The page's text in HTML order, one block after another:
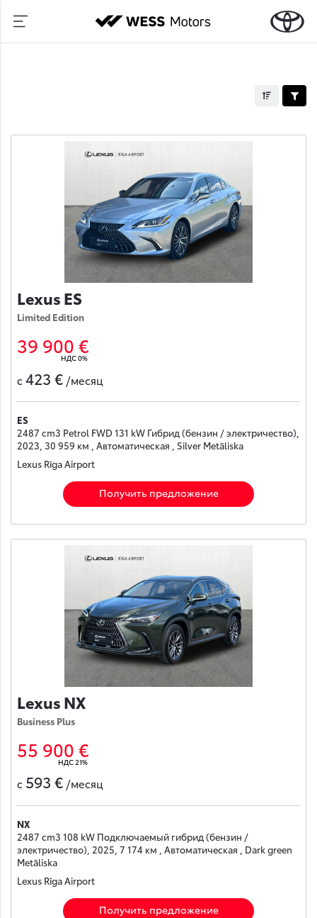
Lexus ES
Limited Edition
39 900 €
НДС 0%
с 423 € /месяц
ES
2487 cm3 Petrol FWD 131 kW Гибрид (бензин / электричество),
2023, 30 959 км , Автоматическая , Silver Metāliska
Lexus Rīga Airport
Получить предложение
Lexus NX
Business Plus
55 900 €
НДС 21%
с 593 € /месяц
NX
2487 cm3 108 kW Подключаемый гибрид (бензин /
электричество), 2025, 7 174 км , Автоматическая , Dark green
Metāliska
Lexus Rīga Airport
Получить предложение